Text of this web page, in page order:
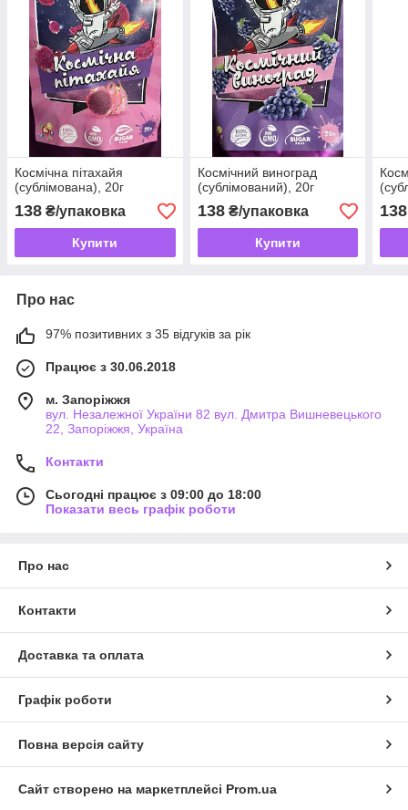
Космічна пітахайя
(сублімована), 20г
138 ₴/упаковка
Купити
Космічний виноград
(сублімований), 20г
138₴/упаковка
Купити
138
Про нас
97% позитивних з 35 відгуків за рік
Працює з 30.06.2018
м. Запоріжжя
вул. Незалежної України 82 вул. Дмитра Вишневецького
22, Запоріжжя, Україна
Контакти
Сьогодні працює з 09:00 до 18:00
Показати весь графік роботи
Про нас
Контакти
Доставка та оплата
Графік роботи
Повна версія сайту
Сайт створено на маркетплейсі Prom.ua